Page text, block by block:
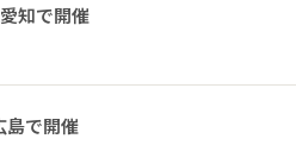
知で開催
で開催